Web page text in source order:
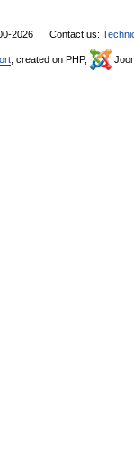
2026 Contact us:
, created on PHP,